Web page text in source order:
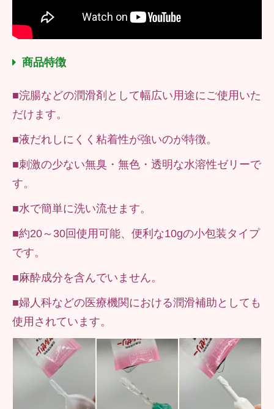
商品特徴
■浣腸などの潤滑剤として幅広い用途にご使用いた
だけます。
■液だれしにくく粘着性が強いのが特徴。
■刺激の少ない無臭・無色・透明な水溶性ゼリーで
す。
■水で簡単に洗い流せます。
■約20～30回使用可能、便利な10gの小包装タイプ
です。
■麻酔成分を含んでいません。
■婦人科などの医療機関における潤滑補助としても
使用されています。